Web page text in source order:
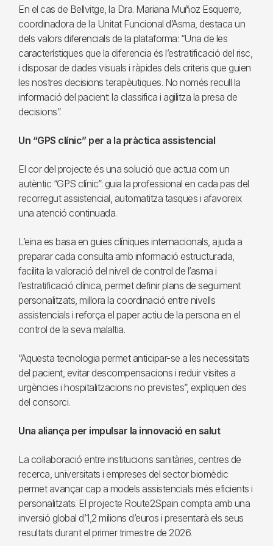
En el cas de Bellvitge, la Dra. Mariana Muñoz Esquerre,
coordinadora de la Unitat Funcional d’Asma, destaca un
dels valors diferencials de la plataforma: “Una de les
característiques que la diferencia és l’estratificació del risc,
i disposar de dades visuals i ràpides dels criteris que guien
les nostres decisions terapèutiques. No només recull la
informació del pacient: la classifica i agilitza la presa de
decisions”.
Un “GPS clínic” per a la pràctica assistencial
El cor del projecte és una solució que actua com un
autèntic “GPS clínic”: guia la professional en cada pas del
recorregut assistencial, automatitza tasques i afavoreix
una atenció continuada.
L’eina es basa en guies clíniques internacionals, ajuda a
preparar cada consulta amb informació estructurada,
facilita la valoració del nivell de control de l’asma i
l’estratificació clínica, permet definir plans de seguiment
personalitzats, millora la coordinació entre nivells
assistencials i reforça el paper actiu de la persona en el
control de la seva malaltia.
“Aquesta tecnologia permet anticipar-se a les necessitats
del pacient, evitar descompensacions i reduir visites a
urgències i hospitalitzacions no previstes”, expliquen des
del consorci.
Una aliança per impulsar la innovació en salut
La col·laboració entre institucions sanitàries, centres de
recerca, universitats i empreses del sector biomèdic
permet avançar cap a models assistencials més eficients i
personalitzats. El projecte Route2Spain compta amb una
inversió global d’1,2 milions d’euros i presentarà els seus
resultats durant el primer trimestre de 2026.